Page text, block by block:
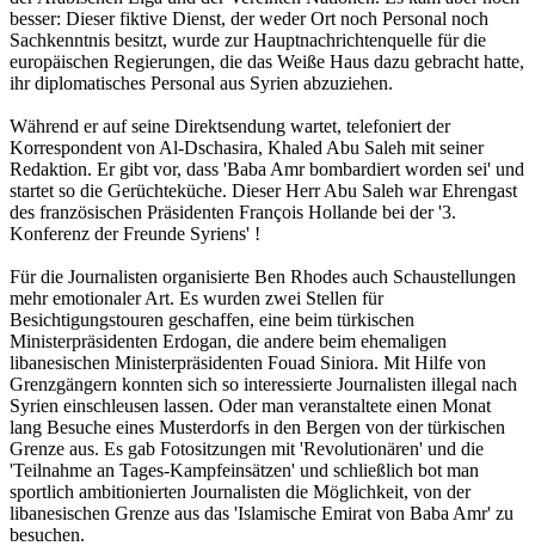
besser: Dieser fiktive Dienst, der weder Ort noch Personal noch
Sachkenntnis besitzt, wurde zur Hauptnachrichtenquelle für die
europäischen Regierungen, die das Weiße Haus dazu gebracht hatte,
ihr diplomatisches Personal aus Syrien abzuziehen.
Während er auf seine Direktsendung wartet, telefoniert der
Korrespondent von Al-Dschasira, Khaled Abu Saleh mit seiner
Redaktion. Er gibt vor, dass 'Baba Amr bombardiert worden sei' und
startet so die Gerüchteküche. Dieser Herr Abu Saleh war Ehrengast
des französischen Präsidenten François Hollande bei der '3.
Konferenz der Freunde Syriens' !
Für die Journalisten organisierte Ben Rhodes auch Schaustellungen
mehr emotionaler Art. Es wurden zwei Stellen für
Besichtigungstouren geschaffen, eine beim türkischen
Ministerpräsidenten Erdogan, die andere beim ehemaligen
libanesischen Ministerpräsidenten Fouad Siniora. Mit Hilfe von
Grenzgängern konnten sich so interessierte Journalisten illegal nach
Syrien einschleusen lassen. Oder man veranstaltete einen Monat
lang Besuche eines Musterdorfs in den Bergen von der türkischen
Grenze aus. Es gab Fotositzungen mit 'Revolutionären' und die
'Teilnahme an Tages-Kampfeinsätzen' und schließlich bot man
sportlich ambitionierten Journalisten die Möglichkeit, von der
libanesischen Grenze aus das 'Islamische Emirat von Baba Amr' zu
besuchen.